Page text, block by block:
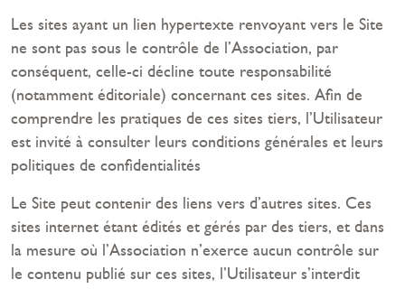
Les sites ayant un lien hypertexte renvoyant vers le Site
ne sont pas sous le contrôle de l’Association, par
conséquent, celle-ci décline toute responsabilité
(notamment éditoriale) concernant ces sites. Afin de
comprendre les pratiques de ces sites tiers, l’Utilisateur
est invité à consulter leurs conditions générales et leurs
politiques de confidentialités
Le Site peut contenir des liens vers d’autres sites. Ces
sites internet étant édités et gérés par des tiers, et dans
la mesure où l’Association n’exerce aucun contrôle sur
le contenu publié sur ces sites, l’Utilisateur s’interdit